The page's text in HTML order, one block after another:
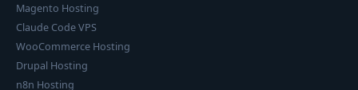
Magento Hosting
Claude Code VPS
WooCommerce Hosting
Drupal Hosting
n8n Hosting